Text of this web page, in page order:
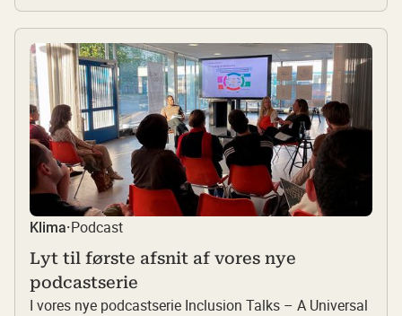
Klima·Podcast
Lyt til første afsnit af vores nye
podcastserie
I vores nye podcastserie Inclusion Talks – A Universal